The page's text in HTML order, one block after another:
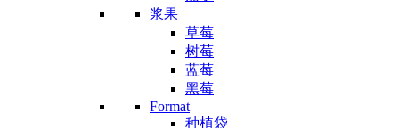
浆果
草莓
树莓
蓝莓
黑莓
Format
种植袋